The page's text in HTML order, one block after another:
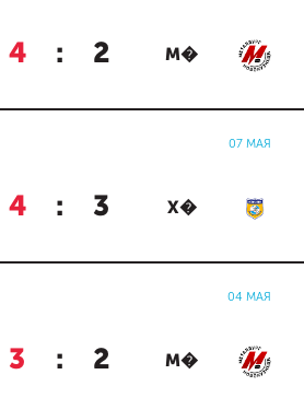
4 : 2 М�
07 МАЯ
4 : 3 Х�
04 МАЯ
3 : 2 М�